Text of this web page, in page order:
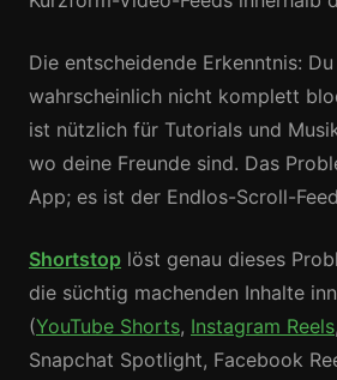
Die entscheidende Erkenntnis:
wahrscheinlich nicht komplett
ist nützlich für Tutorials und
wo deine Freunde sind. Das
App; es ist der Endlos-Scroll-
Shortstop löst genau dieses
die süchtig machenden Inhalte
(YouTube Shorts, Instagram Reels,
Snapchat Spotlight, Facebook